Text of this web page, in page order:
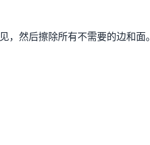
然后擦除所有不需要的边和面。